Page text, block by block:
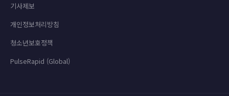
기사제보
개인정보처리방침
청소년보호정책
PulseRapid (Global)